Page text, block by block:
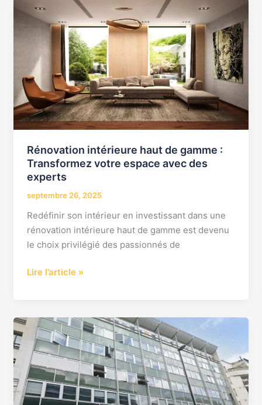
Rénovation intérieure haut de gamme :
Transformez votre espace avec des
experts
septembre 26, 2025
Redéfinir son intérieur en investissant dans une
rénovation intérieure haut de gamme est devenu
le choix privilégié des passionnés de
Rénovation
intérieure
haut
gamme
:
Transformez
votre
espace
des
experts
Lire l’article »
Entreprise
de
rénovation
à
levallois
perret